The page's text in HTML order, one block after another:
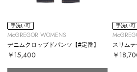
手洗い可
McGREGOR WOMENS
デニムクロップドパンツ【#定番】
￥15,400
手洗い可
スリム
￥